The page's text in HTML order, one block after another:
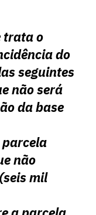
trata o
do
seguintes
não será
da base
parcela
não
mil